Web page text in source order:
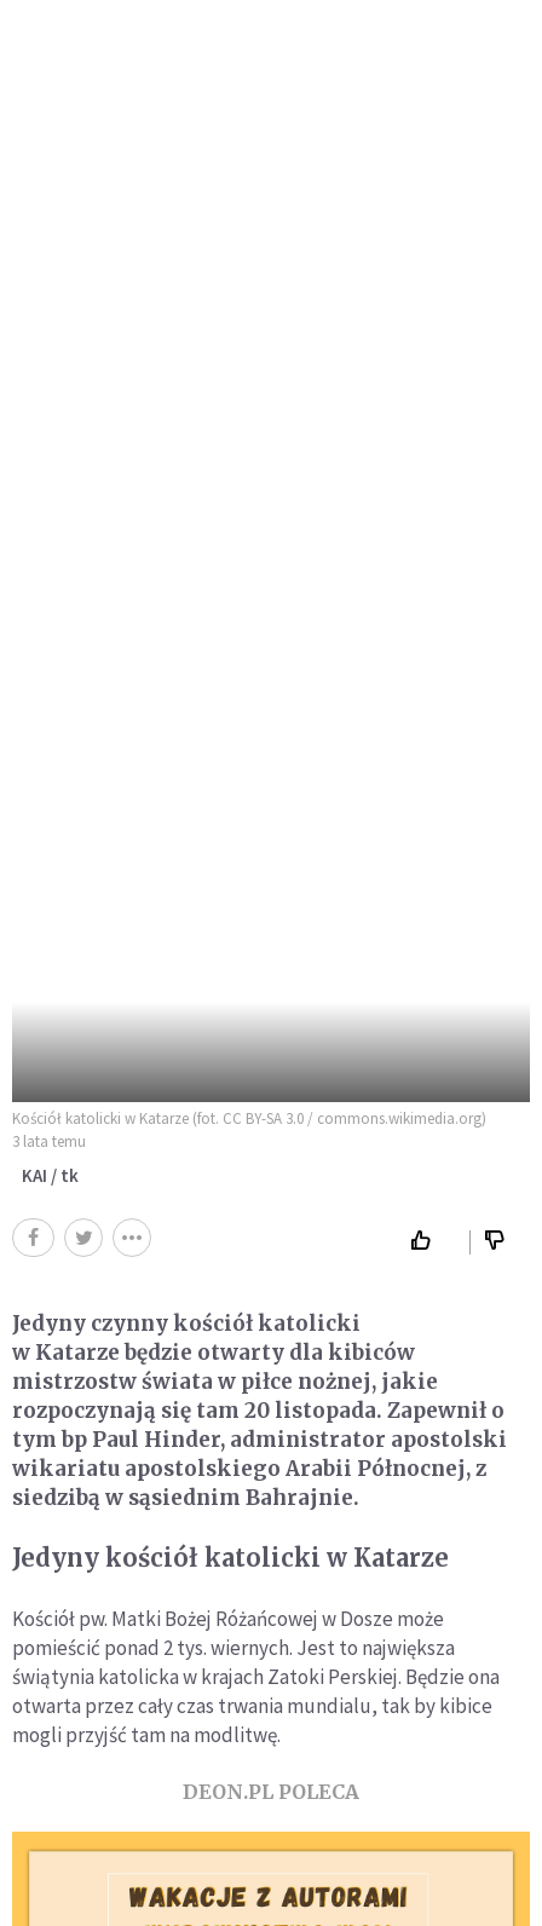
Kościół katolicki w Katarze (fot. CC BY-SA 3.0 / commons.wikimedia.org)
3 lata temu
KAI / tk
Jedyny czynny kościół katolicki
w Katarze będzie otwarty dla kibiców
mistrzostw świata w piłce nożnej, jakie
rozpoczynają się tam 20 listopada. Zapewnił o
tym bp Paul Hinder, administrator apostolski
wikariatu apostolskiego Arabii Północnej, z
siedzibą w sąsiednim Bahrajnie.
Jedyny kościół katolicki w Katarze
Kościół pw. Matki Bożej Różańcowej w Dosze może
pomieścić ponad 2 tys. wiernych. Jest to największa
świątynia katolicka w krajach Zatoki Perskiej. Będzie ona
otwarta przez cały czas trwania mundialu, tak by kibice
mogli przyjść tam na modlitwę.
DEON.PL POLECA